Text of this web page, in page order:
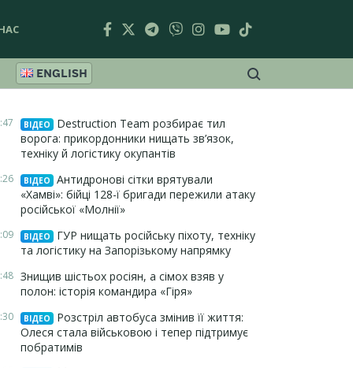
ENGLISH
ВІДЕО
Destruction Team розбирає тил
ворога: прикордонники нищать зв’язок,
техніку й логістику окупантів
ВІДЕО
Антидронові сітки врятували
«Хамві»: бійці 128-ї бригади пережили атаку
російської «Молнії»
ВІДЕО
ГУР нищать російську піхоту, техніку
та логістику на Запорізькому напрямку
Знищив шістьох росіян, а сімох взяв у
полон: історія командира «Гіря»
ВІДЕО
Розстріл автобуса змінив її життя:
Олеся стала військовою і тепер підтримує
побратимів